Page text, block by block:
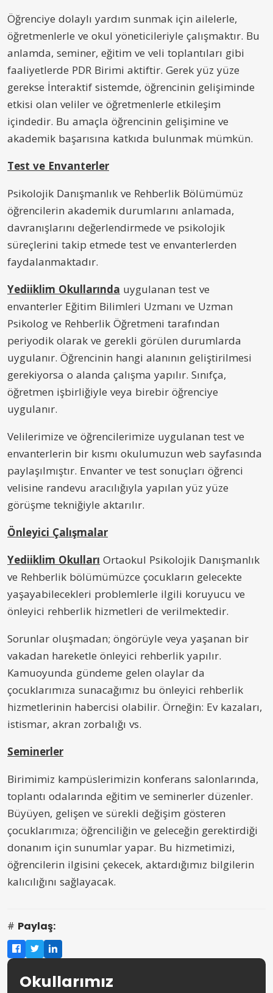
Okullarımız
Öğrenciye dolaylı yardım sunmak için ailelerle,
öğretmenlerle ve okul yöneticileriyle çalışmaktır. Bu
anlamda, seminer, eğitim ve veli toplantıları gibi
faaliyetlerde PDR Birimi aktiftir. Gerek yüz yüze
gerekse İnteraktif sistemde, öğrencinin gelişiminde
etkisi olan veliler ve öğretmenlerle etkileşim
içindedir. Bu amaçla öğrencinin gelişimine ve
akademik başarısına katkıda bulunmak mümkün.
Test ve Envanterler
Psikolojik Danışmanlık ve Rehberlik Bölümümüz
öğrencilerin akademik durumlarını anlamada,
davranışlarını değerlendirmede ve psikolojik
süreçlerini takip etmede test ve envanterlerden
faydalanmaktadır.
Yediiklim Okullarında uygulanan test ve
envanterler Eğitim Bilimleri Uzmanı ve Uzman
Psikolog ve Rehberlik Öğretmeni tarafından
periyodik olarak ve gerekli görülen durumlarda
uygulanır. Öğrencinin hangi alanının geliştirilmesi
gerekiyorsa o alanda çalışma yapılır. Sınıfça,
öğretmen işbirliğiyle veya birebir öğrenciye
uygulanır.
Velilerimize ve öğrencilerimize uygulanan test ve
envanterlerin bir kısmı okulumuzun web sayfasında
paylaşılmıştır. Envanter ve test sonuçları öğrenci
velisine randevu aracılığıyla yapılan yüz yüze
görüşme tekniğiyle aktarılır.
Önleyici Çalışmalar
Yediiklim Okulları Ortaokul Psikolojik Danışmanlık
ve Rehberlik bölümümüzce çocukların gelecekte
yaşayabilecekleri problemlerle ilgili koruyucu ve
önleyici rehberlik hizmetleri de verilmektedir.
Sorunlar oluşmadan; öngörüyle veya yaşanan bir
vakadan hareketle önleyici rehberlik yapılır.
Kamuoyunda gündeme gelen olaylar da
çocuklarımıza sunacağımız bu önleyici rehberlik
hizmetlerinin habercisi olabilir. Örneğin: Ev kazaları,
istismar, akran zorbalığı vs.
Seminerler
Birimimiz kampüslerimizin konferans salonlarında,
toplantı odalarında eğitim ve seminerler düzenler.
Büyüyen, gelişen ve sürekli değişim gösteren
çocuklarımıza; öğrenciliğin ve geleceğin gerektirdiği
donanım için sunumlar yapar. Bu hizmetimizi,
öğrencilerin ilgisini çekecek, aktardığımız bilgilerin
kalıcılığını sağlayacak.
Paylaş: